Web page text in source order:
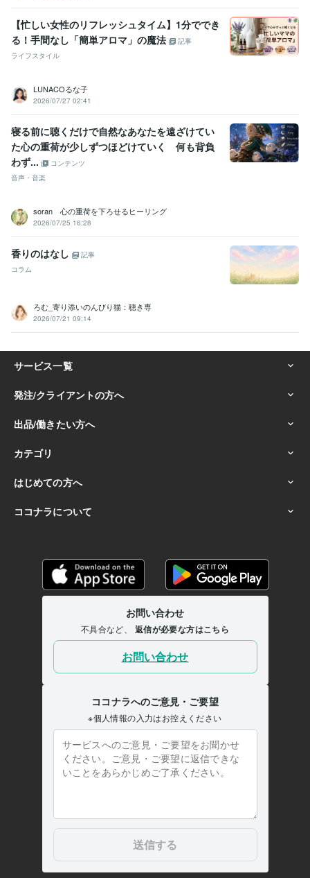
【忙しい女性のリフレッシュタイム】1分ででき
る！手間なし「簡単アロマ」の魔法
記事
ライフスタイル
LUNACOるな子
2026/07/27 02:41
寝る前に聴くだけで自然なあなたを遠ざけてい
た心の重荷が少しずつほどけていく 何も背負
わず...
コンテンツ
音声・音楽
soran 心の重荷を下ろせるヒーリング
2026/07/25 16:28
香りのはなし
記事
コラム
ろむ_寄り添いのんびり猫：聴き専
2026/07/21 09:14